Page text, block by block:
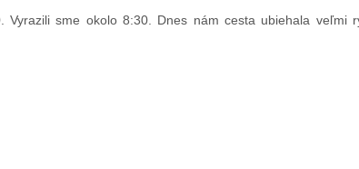
sme okolo 8:30. Dnes nám cesta ubiehala veľmi